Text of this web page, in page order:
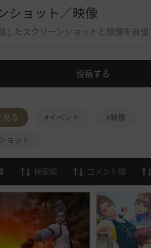
ショット／映像
したスクリーンショットと映像を自慢
投稿する
る #イベント
#映像
ョット
検索順 コメント順